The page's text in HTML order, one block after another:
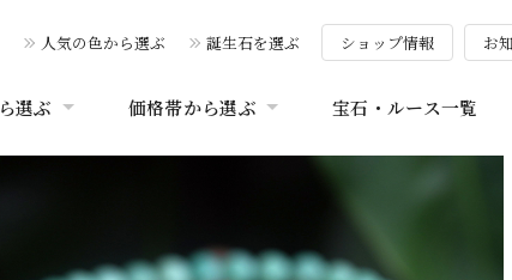
人気の色から選ぶ 誕生石を選ぶ ショップ情報 お
選ぶ 価格帯から選ぶ 宝石・ルース一覧